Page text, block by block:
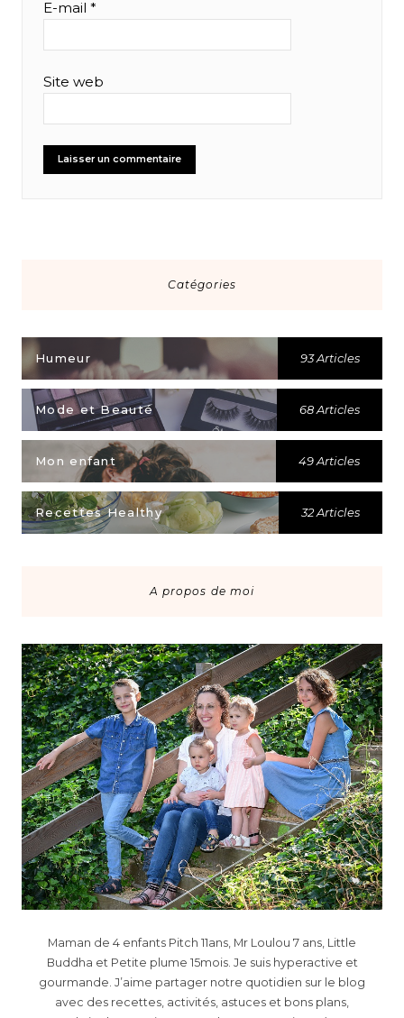
E-mail *
Site web
Catégories
Humeur 93 Articles
Mode et Beauté 68 Articles
Mon enfant 49 Articles
Recettes Healthy 32 Articles
A propos de moi
Maman de 4 enfants Pitch 11ans, Mr Loulou 7 ans, Little
Buddha et Petite plume 15mois. Je suis hyperactive et
gourmande. J’aime partager notre quotidien sur le blog
avec des recettes, activités, astuces et bons plans,